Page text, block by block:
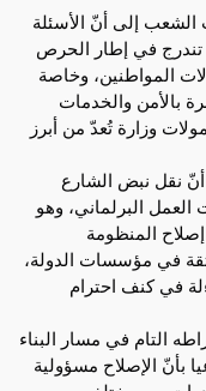
إلى أنّ الأسئلة
تندرج في إطار الحرص
المواطنين، وخاصة
بالأمن والخدمات
وزارة تُعدّ من أبرز
نقل نبض الشارع
البرلماني، وهو
المنظومة
في مؤسسات الدولة،
في كنف احترام
التام في مسار البناء
بأنّ الإصلاح مسؤولية